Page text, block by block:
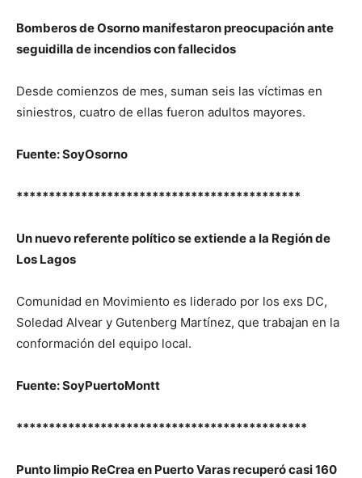
Bomberos de Osorno manifestaron preocupación ante
seguidilla de incendios con fallecidos
Desde comienzos de mes, suman seis las víctimas en
siniestros, cuatro de ellas fueron adultos mayores.
Fuente: SoyOsorno
********************************************
Un nuevo referente político se extiende a la Región de
Los Lagos
Comunidad en Movimiento es liderado por los exs DC,
Soledad Alvear y Gutenberg Martínez, que trabajan en la
conformación del equipo local.
Fuente: SoyPuertoMontt
*********************************************
Punto limpio ReCrea en Puerto Varas recuperó casi 160